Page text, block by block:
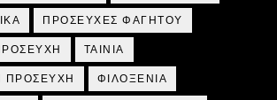
ΠΡΟΣΕΥΧΕΣ ΦΑΓΗΤΟΥ
ΤΑΙΝΙΑ
ΠΡΟΣΕΥΧΗ ΦΙΛΟΞΕΝΙΑ